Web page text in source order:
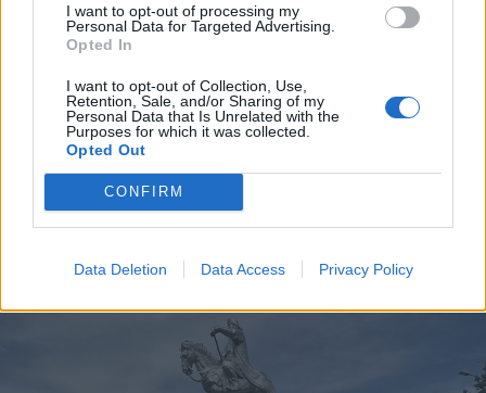
I want to opt-out of processing my
Personal Data for Targeted Advertising.
Opted In
I want to opt-out of Collection, Use,
Retention, Sale, and/or Sharing of my
Personal Data that Is Unrelated with the
Purposes for which it was collected.
Opted Out
CONFIRM
Data Deletion Data Access Privacy Policy
2026. augusztus 05., szerda
Elfogadta a képviselőház a
biológiai sokféleség megőrzésére
vonatkozó stratégiát